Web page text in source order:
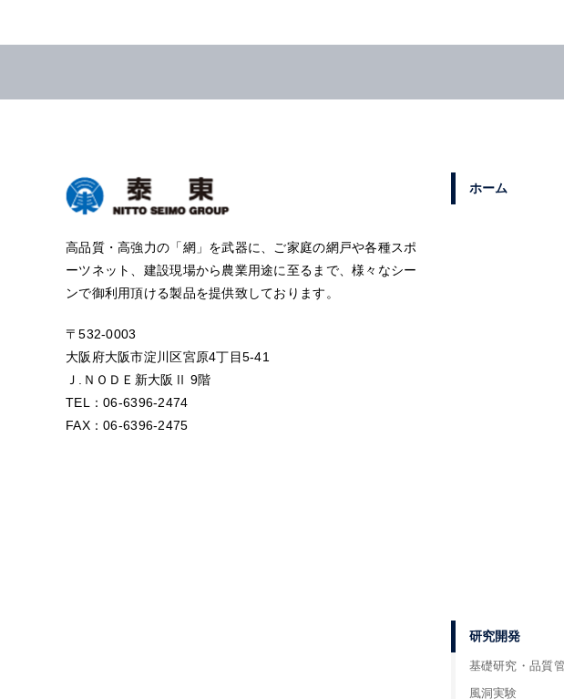
高品質・高強力の「網」を武器に、ご家庭の網戸や各種スポ
ーツネット、建設現場から農業用途に至るまで、様々なシー
ンで御利用頂ける製品を提供致しております。
〒532-0003
大阪府大阪市淀川区宮原4丁目5-41
Ｊ.ＮＯＤＥ新大阪Ⅱ 9階
TEL：06-6396-2474
FAX：06-6396-2475
ホーム
研究開発
基礎研究・品質
風洞実験